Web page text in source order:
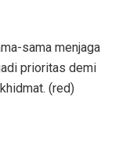
sama menjaga
prioritas demi
(red)